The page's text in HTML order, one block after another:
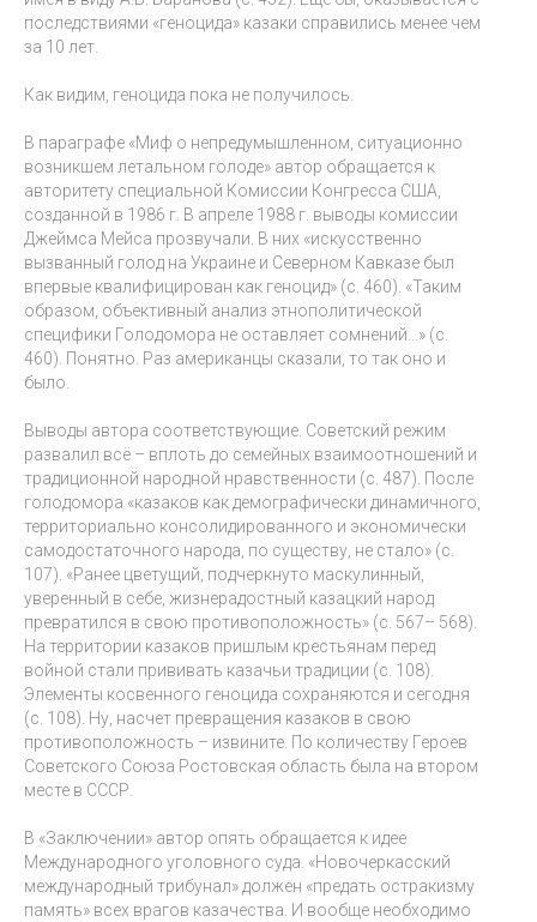
последствиями «геноцида» казаки справились менее чем
за 10 лет.
Как видим, геноцида пока не получилось.
В параграфе «Миф о непредумышленном, ситуационно
возникшем летальном голоде» автор обращается к
авторитету специальной Комиссии Конгресса США,
созданной в 1986 г. В апреле 1988 г. выводы комиссии
Джеймса Мейса прозвучали. В них «искусственно
вызванный голод на Украине и Северном Кавказе был
впервые квалифицирован как геноцид» (с. 460). «Таким
образом, объективный анализ этнополитической
специфики Голодомора не оставляет сомнений…» (с.
460). Понятно. Раз американцы сказали, то так оно и
было.
Выводы автора соответствующие. Советский режим
развалил всё – вплоть до семейных взаимоотношений и
традиционной народной нравственности (с. 487). После
голодомора «казаков как демографически динамичного,
территориально консолидированного и экономически
самодостаточного народа, по существу, не стало» (с.
107). «Ранее цветущий, подчеркнуто маскулинный,
уверенный в себе, жизнерадостный казацкий народ
превратился в свою противоположность» (с. 567– 568).
На территории казаков пришлым крестьянам перед
войной стали прививать казачьи традиции (с. 108).
Элементы косвенного геноцида сохраняются и сегодня
(с. 108). Ну, насчет превращения казаков в свою
противоположность – извините. По количеству Героев
Советского Союза Ростовская область была на втором
месте в СССР.
В «Заключении» автор опять обращается к идее
Международного уголовного суда. «Новочеркасский
международный трибунал» должен «предать остракизму
память» всех врагов казачества. И вообще необходимо